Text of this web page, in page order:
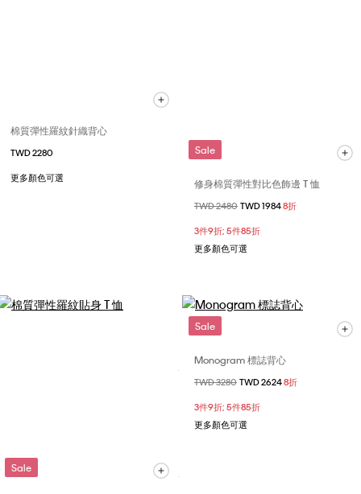
棉質彈性羅紋針織背心
TWD 2280
更多顏色可選
Sale
修身棉質彈性對比色飾邊 T 恤
價格扣減從
TWD 2480 至
TWD 19848折
3件9折; 5件85折
更多顏色可選
Sale
Sale
Monogram 標誌背心
價格扣減從
TWD 3280 至
TWD 26248折
3件9折; 5件85折
更多顏色可選